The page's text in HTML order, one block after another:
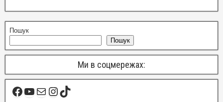
Пошук
Пошук
Ми в соцмережах: